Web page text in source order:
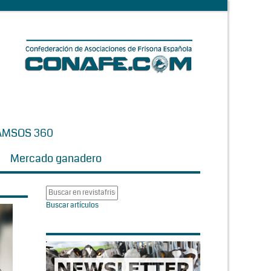
360
Mercado ganadero
Buscar artículos